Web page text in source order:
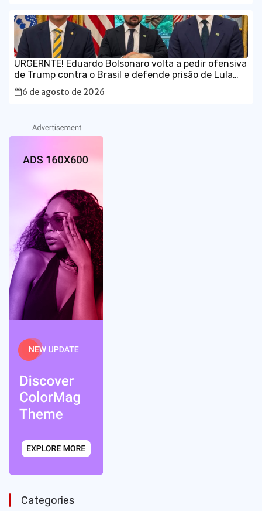
URGERNTE! Eduardo Bolsonaro volta a pedir ofensiva
de Trump contra o Brasil e defende prisão de Lula
em vídeo em inglês
6 de agosto de 2026
Categories